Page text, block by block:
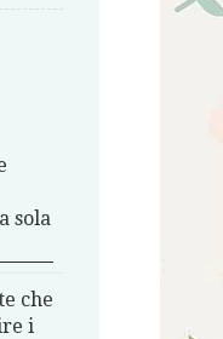
sola
che
i